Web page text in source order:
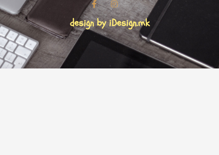
design by iDesign.mk